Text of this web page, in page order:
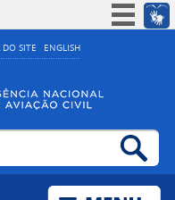
DO SITE ENGLISH
Simplifique!
Acesso à informação
Legislação